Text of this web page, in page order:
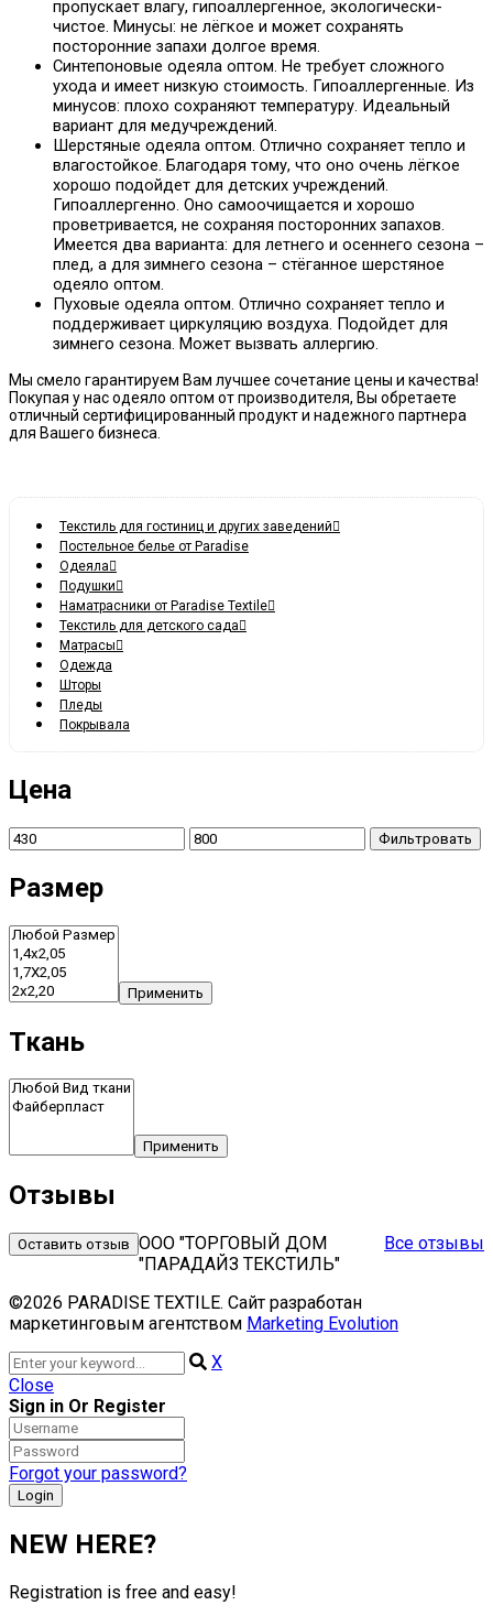
пропускает влагу, гипоаллергенное, экологически-
чистое. Минусы: не лёгкое и может сохранять
посторонние запахи долгое время.
Синтепоновые одеяла оптом. Не требует сложного
ухода и имеет низкую стоимость. Гипоаллергенные. Из
минусов: плохо сохраняют температуру. Идеальный
вариант для медучреждений.
Шерстяные одеяла оптом. Отлично сохраняет тепло и
влагостойкое. Благодаря тому, что оно очень лёгкое
хорошо подойдет для детских учреждений.
Гипоаллергенно. Оно самоочищается и хорошо
проветривается, не сохраняя посторонних запахов.
Имеется два варианта: для летнего и осеннего сезона –
плед, а для зимнего сезона – стёганное шерстяное
одеяло оптом.
Пуховые одеяла оптом. Отлично сохраняет тепло и
поддерживает циркуляцию воздуха. Подойдет для
зимнего сезона. Может вызвать аллергию.
Мы смело гарантируем Вам лучшее сочетание цены и качества!
Покупая у нас одеяло оптом от производителя, Вы обретаете
отличный сертифицированный продукт и надежного партнера
для Вашего бизнеса.
Текстиль для гостиниц и других заведений
Постельное белье от Paradise
Одеяла
Подушки
Наматрасники от Paradise Textile
Текстиль для детского сада
Матрасы
Одежда
Шторы
Пледы
Покрывала
Цена
Фильтровать
Размер
Применить
Ткань
Применить
Отзывы
Оставить отзыв Все отзывы
ООО "ТОРГОВЫЙ ДОМ
"ПАРАДАЙЗ ТЕКСТИЛЬ"
©2026 PARADISE TEXTILE. Сайт разработан
маркетинговым агентством Marketing Evolution
X
Close
Sign in Or Register
Forgot your password?
NEW HERE?
Registration is free and easy!